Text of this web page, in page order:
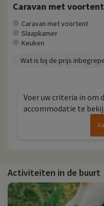
Caravan met
Caravan met voortent
Slaapkamer
Keuken
Wat is bij de prijs
Voer uw criteria in om
accommodatie te
Activiteiten in de buurt